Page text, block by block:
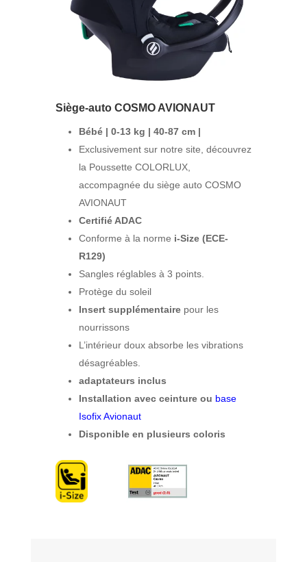
Siège-auto COSMO AVIONAUT
Bébé | 0-13 kg | 40-87 cm |
Exclusivement sur notre site, découvrez
la Poussette COLORLUX,
accompagnée du siège auto COSMO
AVIONAUT
Certifié ADAC
Conforme à la norme i-Size (ECE-
R129)
Sangles réglables à 3 points.
Protège du soleil
Insert supplémentairepour les
nourrissons
L’intérieur doux absorbe les vibrations
désagréables.
adaptateurs inclus
Installation avec ceinture ou base
Isofix Avionaut
Disponible en plusieurs coloris